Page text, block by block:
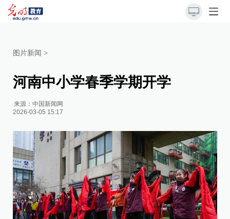
图片新闻 >
河南中小学春季学期开学
来源：中国新闻网
2026-03-05 15:17